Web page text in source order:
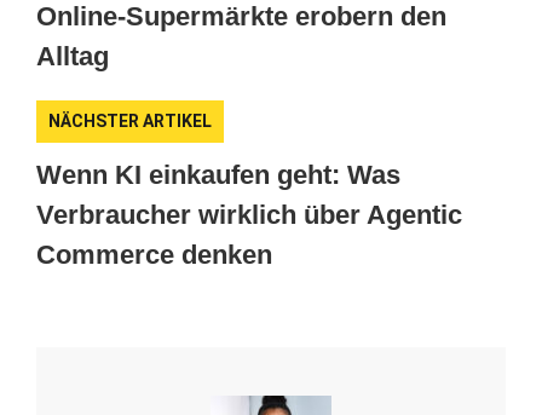
Online-Supermärkte erobern den
Alltag
NÄCHSTER ARTIKEL
Wenn KI einkaufen geht: Was
Verbraucher wirklich über Agentic
Commerce denken